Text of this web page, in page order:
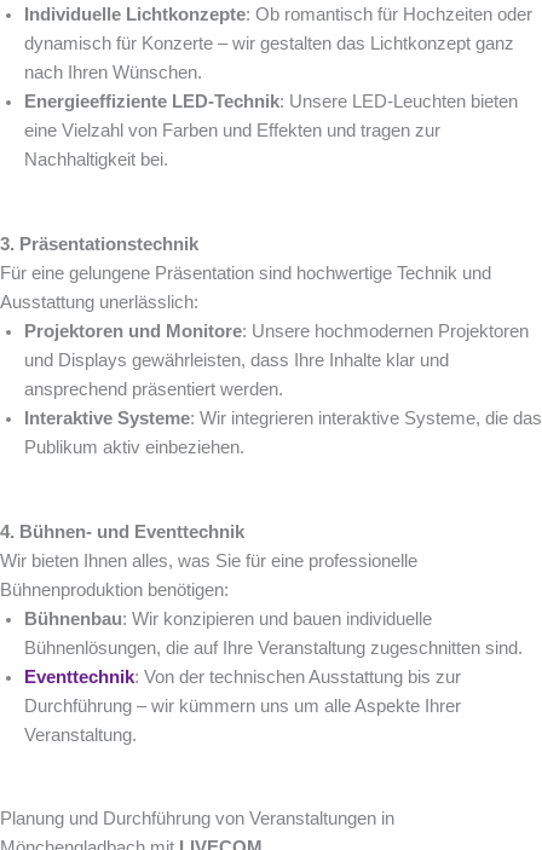
Individuelle Lichtkonzepte: Ob romantisch für Hochzeiten oder
dynamisch für Konzerte – wir gestalten das Lichtkonzept ganz
nach Ihren Wünschen.
Energieeffiziente LED-Technik: Unsere LED-Leuchten bieten
eine Vielzahl von Farben und Effekten und tragen zur
Nachhaltigkeit bei.
3. Präsentationstechnik
Für eine gelungene Präsentation sind hochwertige Technik und
Ausstattung unerlässlich:
Projektoren und Monitore: Unsere hochmodernen Projektoren
und Displays gewährleisten, dass Ihre Inhalte klar und
ansprechend präsentiert werden.
Interaktive Systeme: Wir integrieren interaktive Systeme, die das
Publikum aktiv einbeziehen.
4. Bühnen- und Eventtechnik
Wir bieten Ihnen alles, was Sie für eine professionelle
Bühnenproduktion benötigen:
Bühnenbau: Wir konzipieren und bauen individuelle
Bühnenlösungen, die auf Ihre Veranstaltung zugeschnitten sind.
Eventtechnik: Von der technischen Ausstattung bis zur
Durchführung – wir kümmern uns um alle Aspekte Ihrer
Veranstaltung.
Planung und Durchführung von Veranstaltungen in